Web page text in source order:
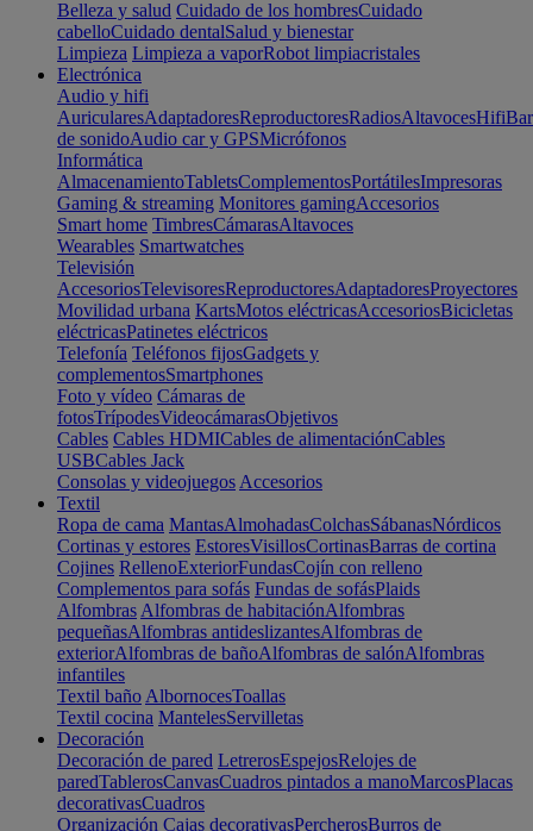
Belleza y salud Cuidado de los hombresCuidado
cabelloCuidado dentalSalud y bienestar
Limpieza Limpieza a vaporRobot limpiacristales
Electrónica
Audio y hifi
AuricularesAdaptadoresReproductoresRadiosAltavocesHifi
de sonidoAudio car y GPSMicrófonos
Informática
AlmacenamientoTabletsComplementosPortátilesImpresoras
Gaming & streaming Monitores gamingAccesorios
Smart home TimbresCámarasAltavoces
Wearables Smartwatches
Televisión
AccesoriosTelevisoresReproductoresAdaptadoresProyectores
Movilidad urbana KartsMotos eléctricasAccesoriosBicicletas
eléctricasPatinetes eléctricos
Telefonía Teléfonos fijosGadgets y
complementosSmartphones
Foto y vídeo Cámaras de
fotosTrípodesVideocámarasObjetivos
Cables Cables HDMICables de alimentaciónCables
USBCables Jack
Consolas y videojuegos Accesorios
Textil
Ropa de cama MantasAlmohadasColchasSábanasNórdicos
Cortinas y estores EstoresVisillosCortinasBarras de cortina
Cojines RellenoExteriorFundasCojín con relleno
Complementos para sofás Fundas de sofásPlaids
Alfombras Alfombras de habitaciónAlfombras
pequeñasAlfombras antideslizantesAlfombras de
exteriorAlfombras de bañoAlfombras de salónAlfombras
infantiles
Textil baño AlbornocesToallas
Textil cocina MantelesServilletas
Decoración
Decoración de pared LetrerosEspejosRelojes de
paredTablerosCanvasCuadros pintados a manoMarcosPlacas
decorativasCuadros
Organización Cajas decorativasPercherosBurros de